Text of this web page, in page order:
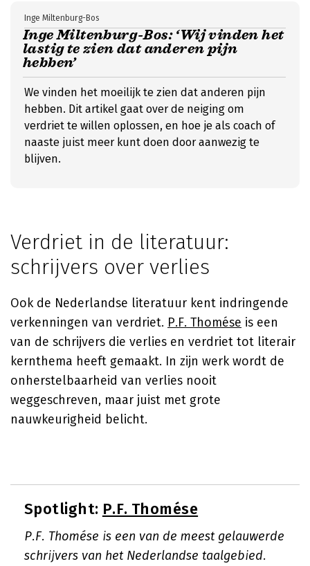
Inge Miltenburg-Bos: ‘Wij vinden het
lastig te zien dat anderen pijn
hebben’
Inge Miltenburg-Bos
We vinden het moeilijk te zien dat anderen pijn
hebben. Dit artikel gaat over de neiging om
verdriet te willen oplossen, en hoe je als coach of
naaste juist meer kunt doen door aanwezig te
blijven.
Verdriet in de literatuur:
schrijvers over verlies
Ook de Nederlandse literatuur kent indringende
verkenningen van verdriet. P.F. Thomése is een
van de schrijvers die verlies en verdriet tot literair
kernthema heeft gemaakt. In zijn werk wordt de
onherstelbaarheid van verlies nooit
weggeschreven, maar juist met grote
nauwkeurigheid belicht.
Spotlight: P.F. Thomése
P.F. Thomése is een van de meest gelauwerde
schrijvers van het Nederlandse taalgebied.